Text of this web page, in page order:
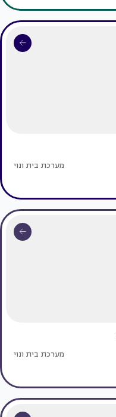
מערכת בית ונוי
מערכת בית ונוי